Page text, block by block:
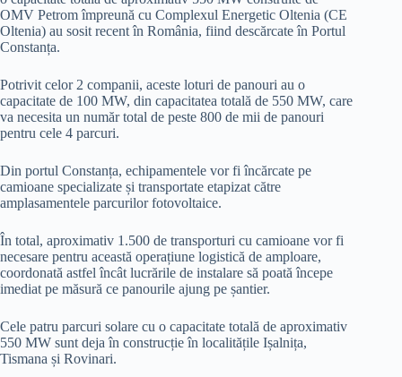
OMV Petrom împreună cu Complexul Energetic Oltenia (CE
Oltenia) au sosit recent în România, fiind descărcate în Portul
Constanța.
Potrivit celor 2 companii, aceste loturi de panouri au o
capacitate de 100 MW, din capacitatea totală de 550 MW, care
va necesita un număr total de peste 800 de mii de panouri
pentru cele 4 parcuri.
Din portul Constanța, echipamentele vor fi încărcate pe
camioane specializate și transportate etapizat către
amplasamentele parcurilor fotovoltaice.
În total, aproximativ 1.500 de transporturi cu camioane vor fi
necesare pentru această operațiune logistică de amploare,
coordonată astfel încât lucrările de instalare să poată începe
imediat pe măsură ce panourile ajung pe șantier.
Cele patru parcuri solare cu o capacitate totală de aproximativ
550 MW sunt deja în construcție în localitățile Ișalnița,
Tismana și Rovinari.